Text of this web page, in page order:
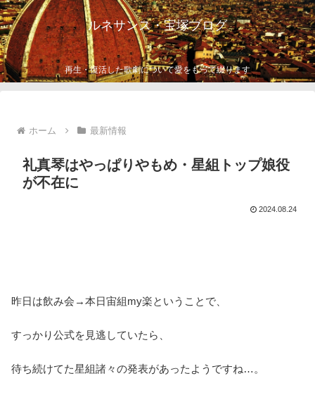
ルネサンス・宝塚ブログ
再生・復活した歌劇について愛をもって綴ります
ホーム 最新情報
礼真琴はやっぱりやもめ・星組トップ娘役
が不在に
2024.08.24
昨日は飲み会→本日宙組my楽ということで、
すっかり公式を見逃していたら、
待ち続けてた星組諸々の発表があったようですね…。